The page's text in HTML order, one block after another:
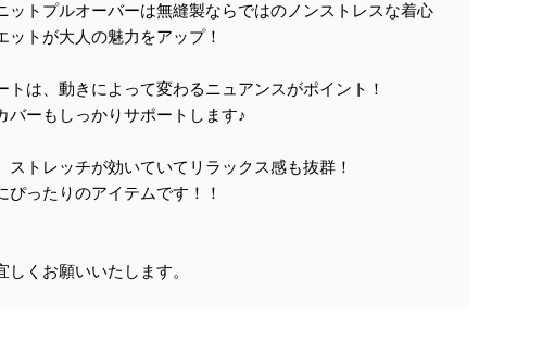
ットプルオーバーは無縫製ならではのノンストレスな着心
ットが大人の魅力をアップ！
トは、動きによって変わるニュアンスがポイント！
バーもしっかりサポートします♪
ストレッチが効いていてリラックス感も抜群！
ぴったりのアイテムです！！
くお願いいたします。